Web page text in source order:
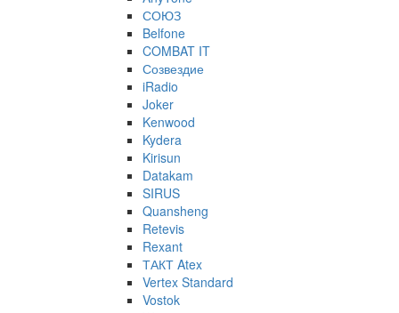
СОЮЗ
Belfone
COMBAT IT
Созвездие
iRadio
Joker
Kenwood
Kydera
Kirisun
Datakam
SIRUS
Quansheng
Retevis
Rexant
ТАКТ Atex
Vertex Standard
Vostok